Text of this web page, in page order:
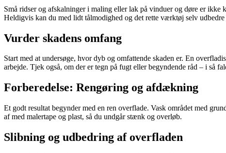
Små ridser og afskalninger i maling eller lak på vinduer og døre er
Heldigvis kan du med lidt tålmodighed og det rette værktøj selv
Vurder skadens omfang
Start med at undersøge, hvor dyb og omfattende skaden er. En
arbejde. Tjek også, om der er tegn på fugt eller begyndende råd – i så
Forberedelse: Rengøring og afdækning
Et godt resultat begynder med en ren overflade. Vask området med
af med malertape og plast, så du undgår stænk og overløb.
Slibning og udbedring af overfladen